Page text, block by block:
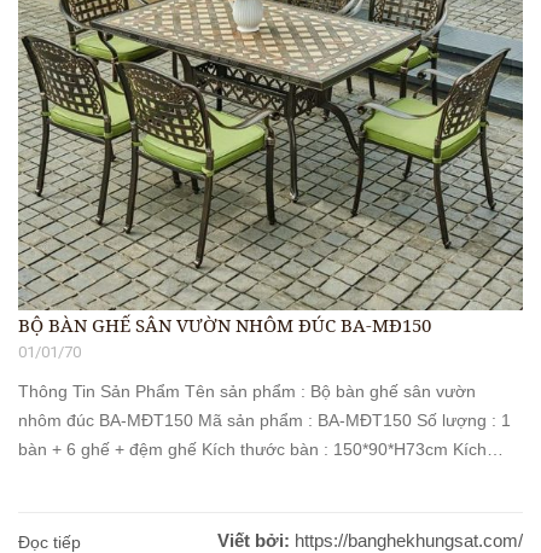
BỘ BÀN GHẾ SÂN VƯỜN NHÔM ĐÚC BA-MĐ150
01/01/70
Thông Tin Sản Phẩm Tên sản phẩm : Bộ bàn ghế sân vườn
nhôm đúc BA-MĐT150 Mã sản phẩm : BA-MĐT150 Số lượng : 1
bàn + 6 ghế + đệm ghế Kích thước bàn : 150*90*H73cm Kích
Đọc tiếp
Viết bởi: https://banghekhungsat.com/